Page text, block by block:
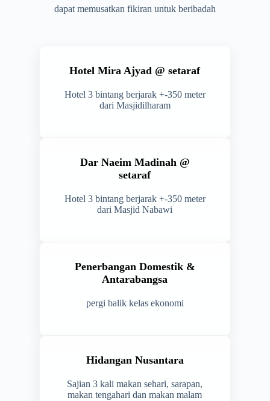
dapat memusatkan fikiran untuk beribadah
Hotel Mira Ajyad @ setaraf
Hotel 3 bintang berjarak +-350 meter
dari Masjidilharam
Dar Naeim Madinah @
setaraf
Hotel 3 bintang berjarak +-350 meter
dari Masjid Nabawi
Penerbangan Domestik &
Antarabangsa
pergi balik kelas ekonomi
Hidangan Nusantara
Sajian 3 kali makan sehari, sarapan,
makan tengahari dan makan malam